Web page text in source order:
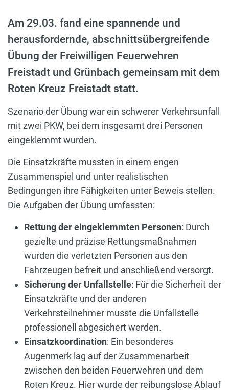
Am 29.03. fand eine spannende und
herausfordernde, abschnittsübergreifende
Übung der Freiwilligen Feuerwehren
Freistadt und Grünbach gemeinsam mit dem
Roten Kreuz Freistadt statt.
Szenario der Übung war ein schwerer Verkehrsunfall
mit zwei PKW, bei dem insgesamt drei Personen
eingeklemmt wurden.
Die Einsatzkräfte mussten in einem engen
Zusammenspiel und unter realistischen
Bedingungen ihre Fähigkeiten unter Beweis stellen.
Die Aufgaben der Übung umfassten:
Rettung der eingeklemmten Personen: Durch
gezielte und präzise Rettungsmaßnahmen
wurden die verletzten Personen aus den
Fahrzeugen befreit und anschließend versorgt.
Sicherung der Unfallstelle: Für die Sicherheit der
Einsatzkräfte und der anderen
Verkehrsteilnehmer musste die Unfallstelle
professionell abgesichert werden.
Einsatzkoordination: Ein besonderes
Augenmerk lag auf der Zusammenarbeit
zwischen den beiden Feuerwehren und dem
Roten Kreuz. Hier wurde der reibungslose Ablauf